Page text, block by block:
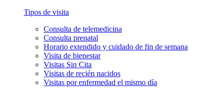
Tipos de visita
Consulta de telemedicina
Consulta prenatal
Horario extendido y cuidado de fin de semana
Visita de bienestar
Visitas Sin Cita
Visitas de recién nacidos
Visitas por enfermedad el mismo día